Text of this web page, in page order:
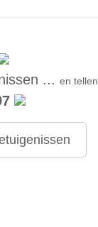
... en tellen